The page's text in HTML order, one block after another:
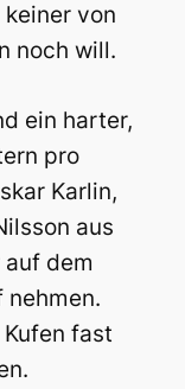
von
noch will.
ein harter,
pro
Karlin,
aus
dem
nehmen.
fast